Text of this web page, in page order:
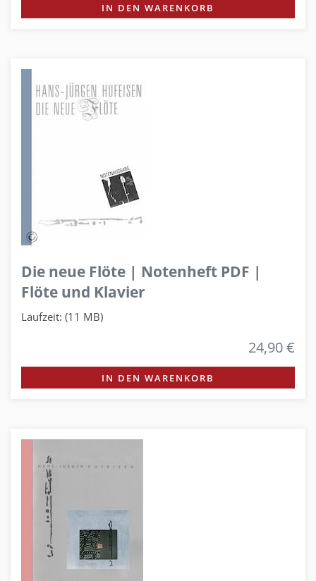
IN DEN WARENKORB
Die neue Flöte | Notenheft PDF |
Flöte und Klavier
Laufzeit: (11 MB)
24,90 €
IN DEN WARENKORB